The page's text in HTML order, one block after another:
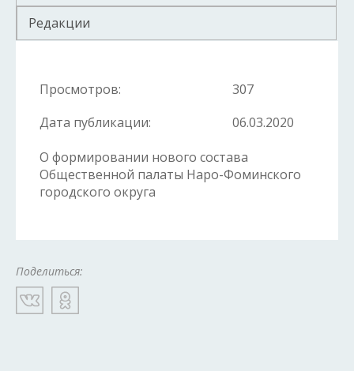
Редакции
Просмотров:
307
Дата публикации:
06.03.2020
О формировании нового состава
Общественной палаты Наро-Фоминского
городского округа
Поделиться: